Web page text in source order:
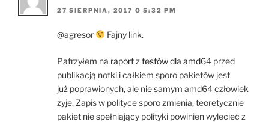
27 SIERPNIA, 2017 O 5:32 PM
@agresor Fajny link.
Patrzyłem na raport z testów dla amd64 przed
publikacją notki i całkiem sporo pakietów jest
już poprawionych, ale nie samym amd64 człowiek
żyje. Zapis w polityce sporo zmienia, teoretycznie
pakiet nie spełniający polityki powinien wylecieć z